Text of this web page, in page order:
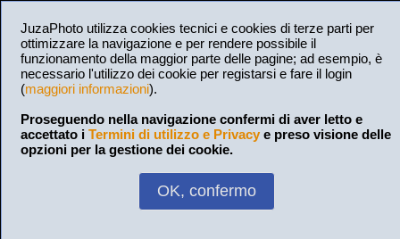
JuzaPhoto utilizza cookies tecnici e cookies di terze parti per
ottimizzare la navigazione e per rendere possibile il
funzionamento della maggior parte delle pagine; ad esempio, è
necessario l'utilizzo dei cookie per registarsi e fare il login
(maggiori informazioni).
Proseguendo nella navigazione confermi di aver letto e
accettato i Termini di utilizzo e Privacy e preso visione delle
opzioni per la gestione dei cookie.
OK, confermo